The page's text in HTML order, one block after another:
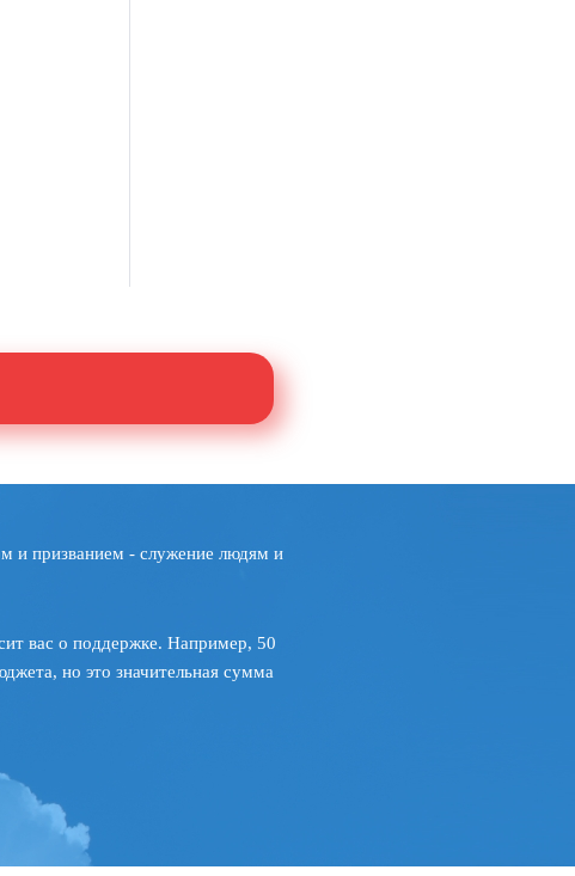
и призванием - служение людям и
вас о поддержке. Например, 50
но это значительная сумма